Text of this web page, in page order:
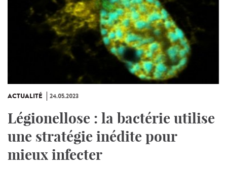
ACTUALITÉ 24.05.2023
Légionellose : la bactérie utilise
une stratégie inédite pour
mieux infecter